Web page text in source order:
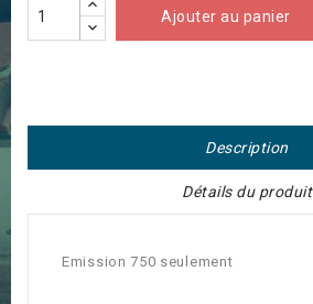
Ajouter au panier
Description
Détails du produit
Emission 750 seulement